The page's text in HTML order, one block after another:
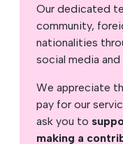
Our dedicated
community,
nationalities
social media
We appreciate
pay for our
ask you to
making a